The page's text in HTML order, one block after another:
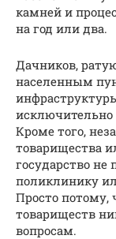
камней и
на год или два.
Дачников,
населенным
исключительно
Кроме того,
товарищества
государство не
поликлинику
Просто потому,
товариществ
вопросам.